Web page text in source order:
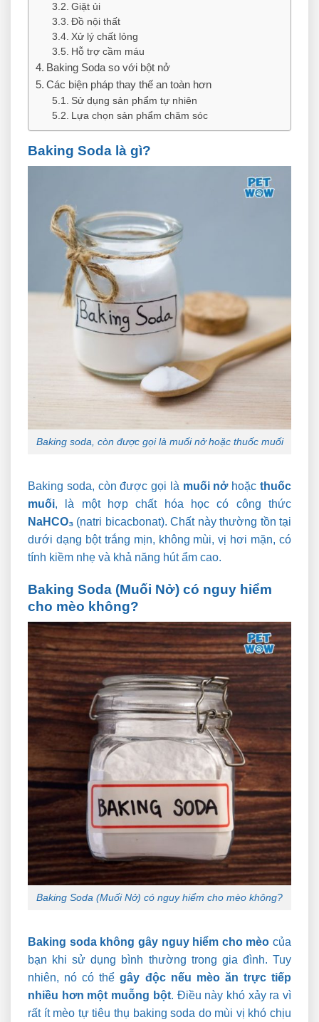
Giặt ủi
Đồ nội thất
Xử lý chất lỏng
Hỗ trợ cầm máu
Baking Soda so với bột nở
Các biện pháp thay thế an toàn hơn
Sử dụng sản phẩm tự nhiên
Lựa chọn sản phẩm chăm sóc
Baking Soda là gì?
Baking soda, còn được gọi là muối nở hoặc thuốc muối
Baking soda, còn được gọi là muối nởhoặcthuốc
muối, là một hợp chất hóa học có công thức
NaHCO₃ (natri bicacbonat). Chất này thường tồn tại
dưới dạng bột trắng mịn, không mùi, vị hơi mặn, có
tính kiềm nhẹ và khả năng hút ẩm cao.
Baking Soda (Muối Nở) có nguy hiểm
cho mèo không?
Baking Soda (Muối Nở) có nguy hiểm cho mèo không?
Baking soda không gây nguy hiểm cho mèo của
bạn khi sử dụng bình thường trong gia đình. Tuy
nhiên, nó có thểgây độc nếu mèo ăn trực tiếp
nhiều hơn một muỗng bột. Điều này khó xảy ra vì
rất ít mèo tự tiêu thụ baking soda do mùi vị khó chịu